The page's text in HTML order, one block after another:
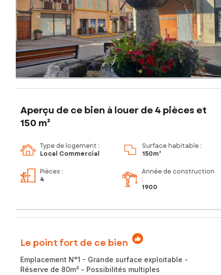
Aperçu de ce bien à louer de 4 pièces et
150 m²
Type de logement :
Local Commercial
Surface habitable :
150m²
Pièces :
4
Année de construction
:
1900
Le point fort de ce bien
Emplacement N°1 - Grande surface exploitable -
Réserve de 80m² - Possibilités multiples